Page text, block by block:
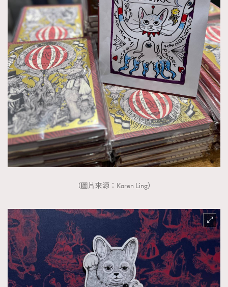
（圖片來源：Karen Ling）